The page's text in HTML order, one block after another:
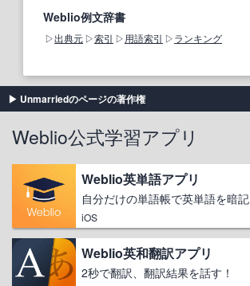
Weblio例文辞書
出典元 索引 用語索引 ランキング
Unmarriedのページの著作権
Weblio公式学習アプリ
Weblio英単語アプリ
自分だけの単語帳で英単語を暗記
iOS
Weblio英和翻訳アプリ
2秒で翻訳、翻訳結果を話す！